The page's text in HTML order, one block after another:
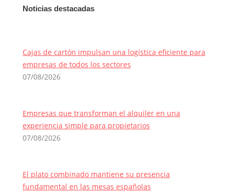
Noticias destacadas
Cajas de cartón impulsan una logística eficiente para
empresas de todos los sectores
07/08/2026
Empresas que transforman el alquiler en una
experiencia simple para propietarios
07/08/2026
El plato combinado mantiene su presencia
fundamental en las mesas españolas